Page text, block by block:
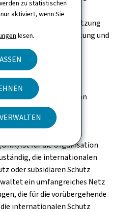
zu statistischen
aktiviert, wenn Sie
lesen.
Grundversorgung
- Finanzielle Unterstützung
- Verwaltung und
Vereinbarungen -
Groupe permanent
- Nationaler
Nationalen
für soziale Inklusion
ist für die Organisation
die internationalen
oder subsidiären Schutz
ein umfangreiches Netz
die für die vorübergehende
internationalen Schutz